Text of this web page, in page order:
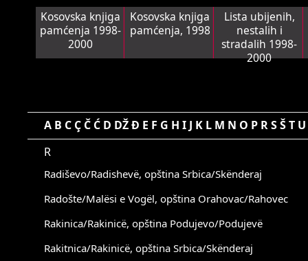
Kosovska knjiga
pamćenja 1998-
2000
Kosovska knjiga
pamćenja, 1998
Lista ubijenih,
nestalih i
stradalih 1998-
2000
A B C Ç Č Ć D DŽĐ E F G H I J K L M N O P RSŠT U
R
Radiševo/Radishevë, opština Srbica/Skënderaj
Radošte/Malësi e Vogël, opština Orahovac/Rahovec
Rakinica/Rakinicë, opština Podujevo/Podujevë
Rakitnica/Rakinicë, opština Srbica/Skënderaj